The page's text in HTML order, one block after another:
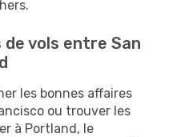
vols entre San
les bonnes affaires
ou trouver les
à Portland, le